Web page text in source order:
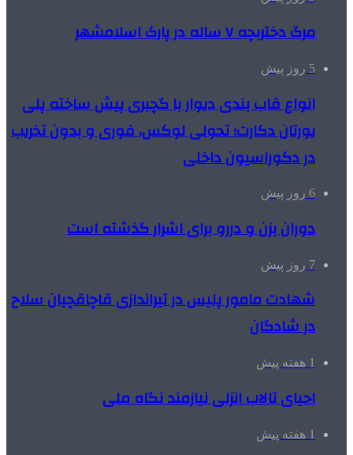
مرگ دختربچه ۷ ساله در پارک اسلامشهر
5 روز پیش
انواع قاب بندی دیوار با گچبری پیش ساخته پلی
یورتان دکارت؛ تحولی لوکس، فوری و بدون تخریب
در دکوراسیون داخلی
6 روز پیش
دوران بزن و دررو برای اشرار گذشته است
7 روز پیش
شهادت مامور پلیس در تیراندازی قاچاقچیان سلاح
در شادگان
1 هفته پیش
احیای تالاب انزلی نیازمند نگاه ملی
1 هفته پیش